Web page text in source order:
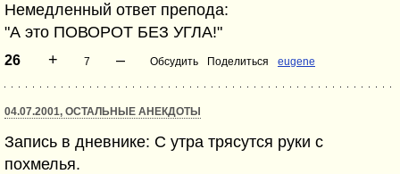
Немедленный ответ препода:
"А это ПОВОРОТ БЕЗ УГЛА!"
26 + 7 – Обсудить Поделиться eugene
04.07.2001, ОСТАЛЬНЫЕ АНЕКДОТЫ
Запись в дневнике: С утра трясутся руки с
похмелья.